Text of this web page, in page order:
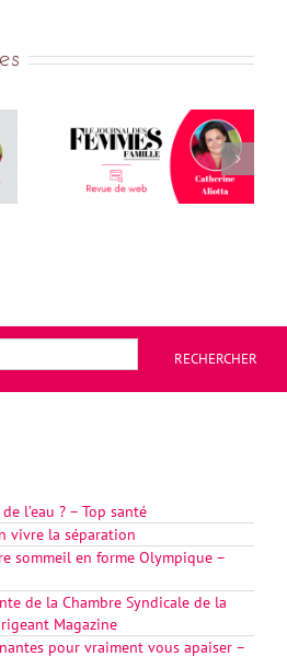
RECHERCHER
l’eau ? – Top santé
vivre la séparation
sommeil en forme Olympique –
de la Chambre Syndicale de la
Magazine
pour vraiment vous apaiser –